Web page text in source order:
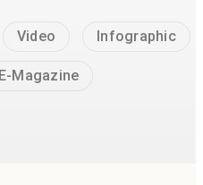
Video Infographic
E-Magazine